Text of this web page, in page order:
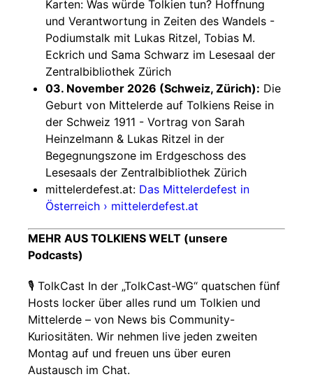
Karten: Was würde Tolkien tun? Hoffnung
und Verantwortung in Zeiten des Wandels -
Podiumstalk mit Lukas Ritzel, Tobias M.
Eckrich und Sama Schwarz im Lesesaal der
Zentralbibliothek Zürich
03. November 2026 (Schweiz, Zürich): Die
Geburt von Mittelerde auf Tolkiens Reise in
der Schweiz 1911 - Vortrag von Sarah
Heinzelmann & Lukas Ritzel in der
Begegnungszone im Erdgeschoss des
Lesesaals der Zentralbibliothek Zürich
mittelerdefest.at: Das Mittelerdefest in
Österreich › mittelerdefest.at
MEHR AUS TOLKIENS WELT (unsere
Podcasts)
🎙️ TolkCast In der „TolkCast-WG“ quatschen fünf
Hosts locker über alles rund um Tolkien und
Mittelerde – von News bis Community-
Kuriositäten. Wir nehmen live jeden zweiten
Montag auf und freuen uns über euren
Austausch im Chat.